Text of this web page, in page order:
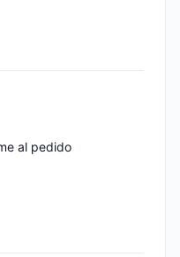
al pedido